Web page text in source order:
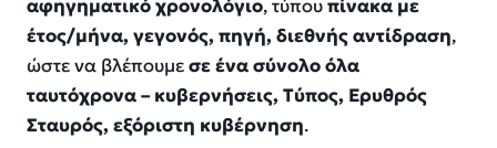
αφηγηματικό χρονολόγιο, τύπουπίνακα με
έτος/μήνα, γεγονός, πηγή, διεθνής αντίδραση,
ώστε να βλέπουμεσε ένα σύνολο όλα
ταυτόχρονα – κυβερνήσεις, Τύπος, Ερυθρός
Σταυρός, εξόριστη κυβέρνηση.